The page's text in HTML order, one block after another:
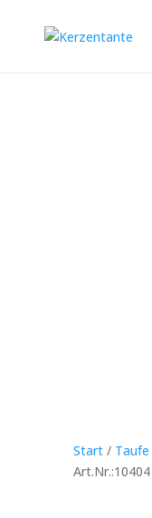
Start/ Taufe
Art.Nr.:10404